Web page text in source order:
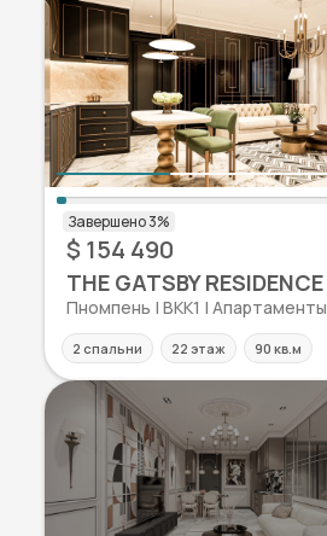
$ 154 490
THE GATSBY RESIDENCE
Пномпень | BKK1 | Апартаменты
2 спальни 22 этаж 90 кв.м